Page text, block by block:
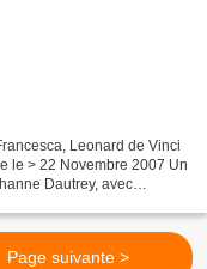
Leonard de Vinci
le > 22 Novembre 2007 Un
Dautrey, avec
Page suivante >